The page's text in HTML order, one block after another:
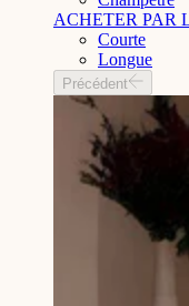
ACHETER PAR
Courte
Longue
Précédent